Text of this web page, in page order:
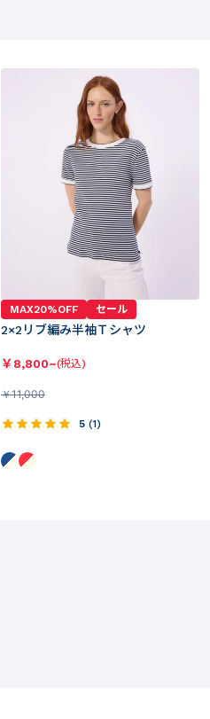
MAX20%OFF セール
2×2リブ編み半袖Ｔシャツ
￥8,800~(税込)
￥11,000
5 (1)